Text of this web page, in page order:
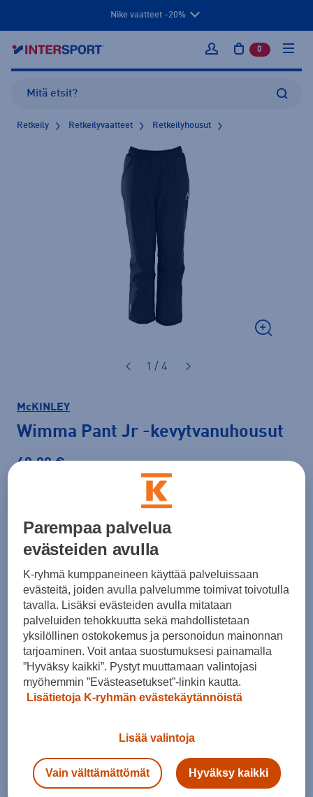
Nike vaatteet -20%
Kirjaudu sisään
0 tuotetta
Retkeily Retkeilyvaatteet Retkeilyhousut
1 / 4
McKINLEY
Wimma Pant Jr -kevytvanuhousut
69,90 €
128 134 140 146 152 158 164
Kokotaulukko
Lisää ostoskoriin
Tarkista saatavuus ja tilaa myymälästä
Verkkokauppa: SaatavillaMyymälät: Saatavilla
Parempaa palvelua
evästeiden avulla
K-ryhmä kumppaneineen käyttää palveluissaan
evästeitä, joiden avulla palvelumme toimivat toivotulla
tavalla. Lisäksi evästeiden avulla mitataan
palveluiden tehokkuutta sekä mahdollistetaan
yksilöllinen ostokokemus ja personoidun mainonnan
tarjoaminen. Voit antaa suostumuksesi painamalla
”Hyväksy kaikki”. Pystyt muuttamaan valintojasi
myöhemmin ”Evästeasetukset”-linkin kautta.
Lisätietoja K-ryhmän evästekäytännöistä
Lisää valintoja
Vain välttämättömät Hyväksy kaikki